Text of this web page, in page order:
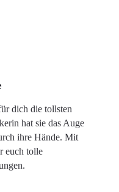
dich die tollsten
hat sie das Auge
ihre Hände. Mit
euch tolle